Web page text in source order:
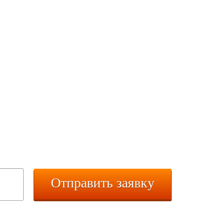
Отправить заявку